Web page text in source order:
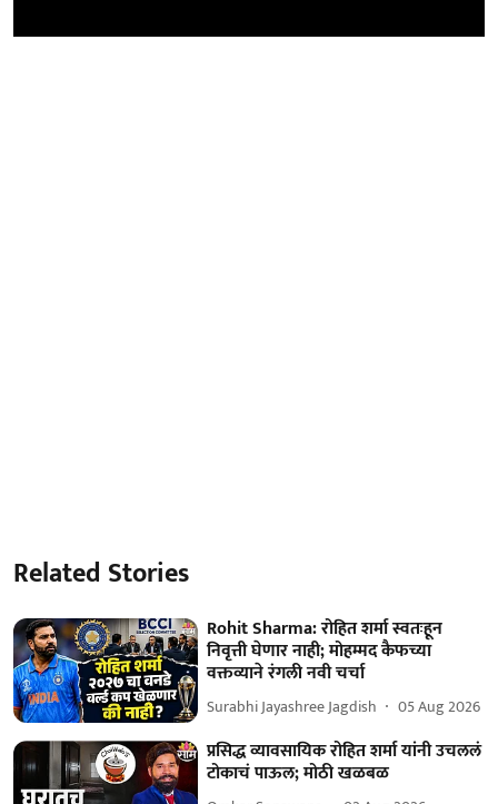
Related Stories
Rohit Sharma: रोहित शर्मा स्वतःहून
निवृत्ती घेणार नाही; मोहम्मद कैफच्या
वक्तव्याने रंगली नवी चर्चा
Surabhi Jayashree Jagdish 05 Aug 2026
प्रसिद्ध व्यावसायिक रोहित शर्मा यांनी उचललं
टोकाचं पाऊल; मोठी खळबळ